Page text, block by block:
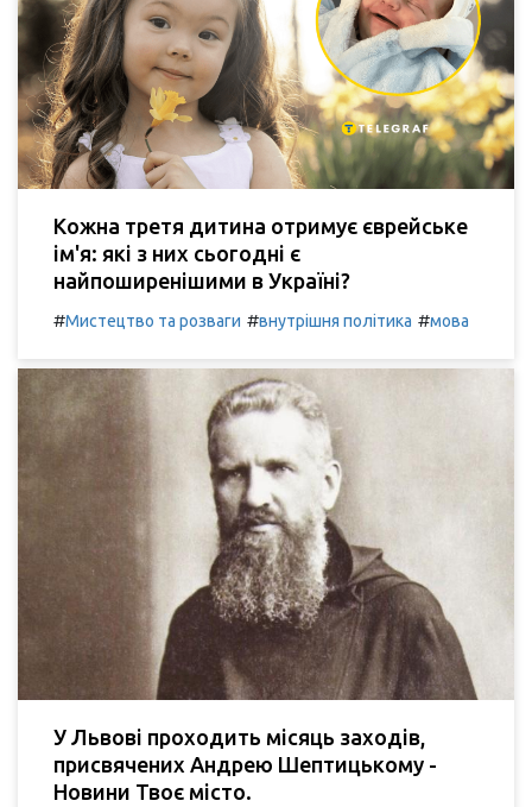
Кожна третя дитина отримує єврейське
ім'я: які з них сьогодні є
найпоширенішими в Україні?
#Мистецтво та розваги #внутрішня політика #мова
У Львові проходить місяць заходів,
присвячених Андрею Шептицькому -
Новини Твоє місто.